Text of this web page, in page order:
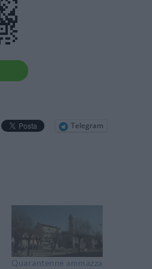
Telegram
Quarantenne ammazza